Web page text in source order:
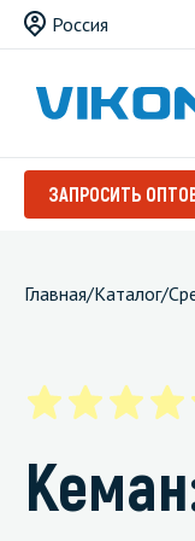
Россия
ЗАПРОСИТЬ
Главная/Каталог/